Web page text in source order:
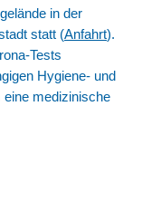
in der
statt (Anfahrt).
Tests
Hygiene- und
eine medizinische